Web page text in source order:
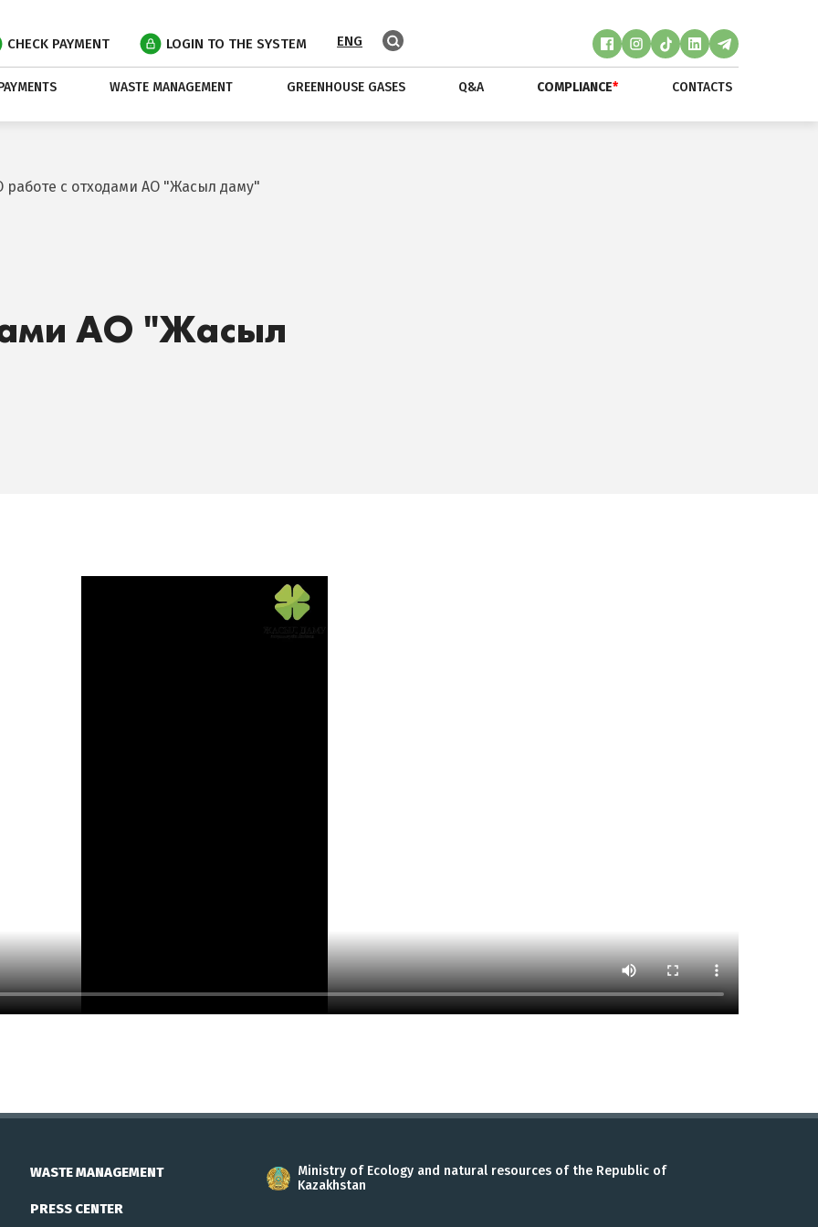
CHECK PAYMENT LOGIN TO THE SYSTEM ENG
WASTE MANAGEMENT GREENHOUSE GASES Q&A COMPLIANCE* CONTACTS
работе с отходами АО "Жасыл даму"
АО "Жасыл
WASTE MANAGEMENT
PRESS CENTER
Ministry of Ecology and natural resources of the Republic of
Kazakhstan